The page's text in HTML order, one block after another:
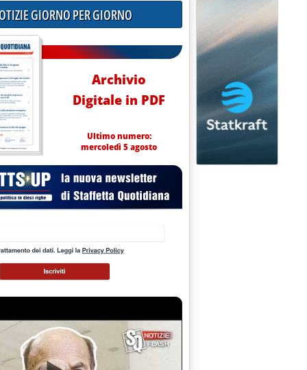
GIORNO PER GIORNO
Archivio
Digitale in PDF
Ultimo numero:
mercoledì 5 agosto